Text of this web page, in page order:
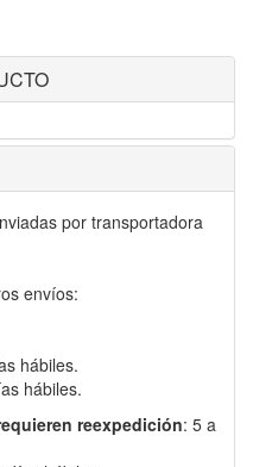
por transportadora
envíos:
hábiles.
hábiles.
reexpedición: 5 a